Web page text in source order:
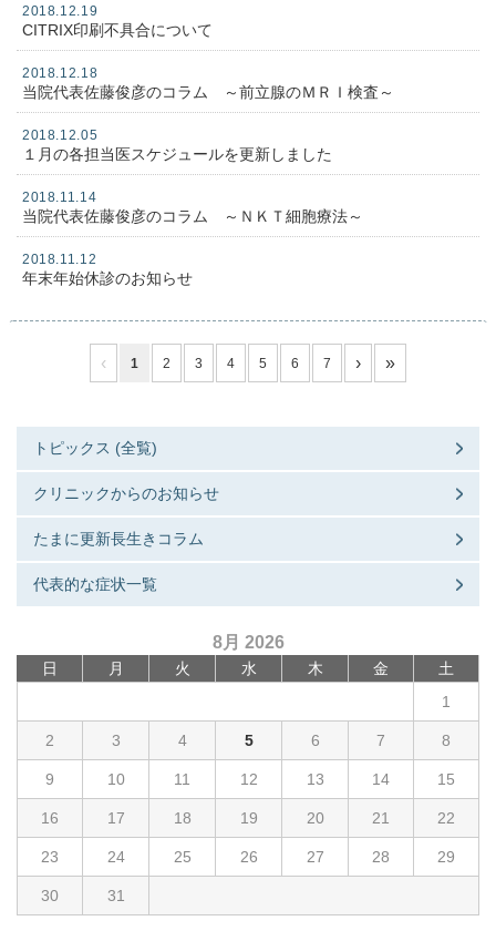
2018.12.19
CITRIX印刷不具合について
2018.12.18
当院代表佐藤俊彦のコラム ～前立腺のＭＲＩ検査～
2018.12.05
１月の各担当医スケジュールを更新しました
2018.11.14
当院代表佐藤俊彦のコラム ～ＮＫＴ細胞療法～
2018.11.12
年末年始休診のお知らせ
‹ 1 2 3 4 5 6 7 › »
トピックス (全覧)
クリニックからのお知らせ
たまに更新長生きコラム
代表的な症状一覧
8月 2026
日 月 火 水 木 金 土
1
2 3 4 5 6 7 8
9 10 11 12 13 14 15
16 17 18 19 20 21 22
23 24 25 26 27 28 29
30 31